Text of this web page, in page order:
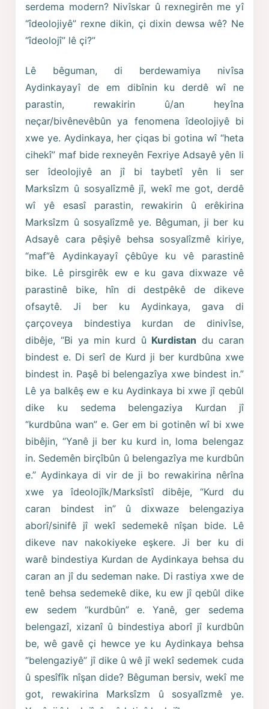
serdema modern? Nivîskar û rexnegirên me yî
“îdeolojiyê” rexne dikin, çi dixin dewsa wê? Ne
“îdeolojî” lê çi?”
Lê bêguman, di berdewamiya nivîsa
Aydinkayayî de em dibînin ku derdê wî ne
parastin, rewakirin û/an heyîna
neçar/bivênevêbûn ya fenomena îdeolojiyê bi
xwe ye. Aydinkaya, her çiqas bi gotina wî “heta
cihekî” maf bide rexneyên Fexriye Adsayê yên li
ser îdeolojiyê an jî bi taybetî yên li ser
Marksîzm û sosyalîzmê jî, wekî me got, derdê
wî yê esasî parastin, rewakirin û erêkirina
Marksîzm û sosyalîzmê ye. Bêguman, ji ber ku
Adsayê cara pêşiyê behsa sosyalîzmê kiriye,
“maf”ê Aydinkayayî çêbûye ku vê parastinê
bike. Lê pirsgirêk ew e ku gava dixwaze vê
parastinê bike, hîn di destpêkê de dikeve
ofsaytê. Ji ber ku Aydinkaya, gava di
çarçoveya bindestiya kurdan de dinivîse,
dibêje, “Bi ya min kurd û Kurdistan du caran
bindest e. Di serî de Kurd ji ber kurdbûna xwe
bindest in. Paşê bi belengazîya xwe bindest in.”
Lê ya balkêş ew e ku Aydinkaya bi xwe jî qebûl
dike ku sedema belengaziya Kurdan jî
“kurdbûna wan” e. Ger em bi gotinên wî bi xwe
bibêjin, “Yanê ji ber ku kurd in, loma belengaz
in. Sedemên birçîbûn û belengazîya me kurdbûn
e.” Aydinkaya di vir de ji bo rewakirina nêrîna
xwe ya îdeolojîk/Marksîstî dibêje, “Kurd du
caran bindest in” û dixwaze belengaziya
aborî/sinifê jî wekî sedemekê nîşan bide. Lê
dikeve nav nakokiyeke eşkere. Ji ber ku di
warê bindestiya Kurdan de Aydinkaya behsa du
caran an jî du sedeman nake. Di rastiya xwe de
tenê behsa sedemekê dike, ku ew jî qebûl dike
ew sedem “kurdbûn” e. Yanê, ger sedema
belengazî, xizanî û bindestiya aborî jî kurdbûn
be, wê gavê çi hewce ye ku Aydinkaya behsa
“belengaziyê” jî dike û wê jî wekî sedemek cuda
û spesîfîk nîşan dide? Bêguman bersiv, wekî me
got, rewakirina Marksîzm û sosyalîzmê ye.